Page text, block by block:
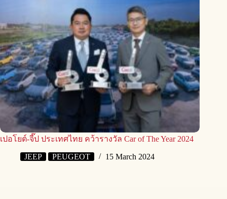
เปอโยต์-จี๊ป ประเทศไทย คว้ารางวัล Car of The Year 2024
JEEP PEUGEOT 15 March 2024